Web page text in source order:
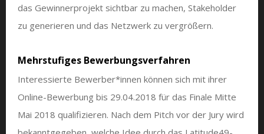
das Gewinnerprojekt sichtbar zu machen, Stakeholder
zu generieren und das Netzwerk zu vergrößern.
Mehrstufiges Bewerbungsverfahren
Interessierte Bewerber*innen können sich mit ihrer
Online-Bewerbung bis 29.04.2018 für das Finale Mitte
Mai 2018 qualifizieren. Nach dem Pitch vor der Jury wird